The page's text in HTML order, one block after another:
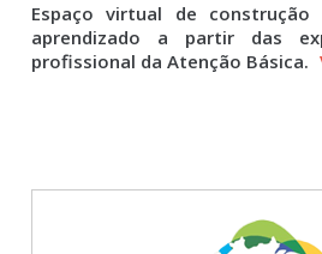
Espaço virtual de
aprendizado a partir das
profissional da Atenção Básica.